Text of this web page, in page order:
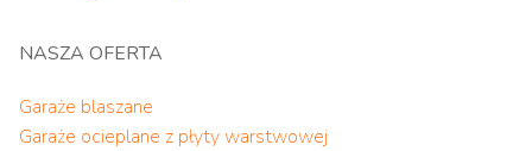
NASZA OFERTA
Garaże blaszane
Garaże ocieplane z płyty warstwowej